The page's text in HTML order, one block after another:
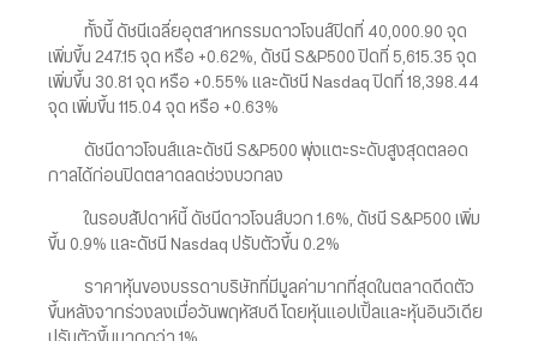
ทั้งนี้ ดัชนีเฉลี่ยอุตสาหกรรมดาวโจนส์ปิดที่ 40,000.90 จุด
เพิ่มขึ้น 247.15 จุด หรือ +0.62%, ดัชนี S&P500 ปิดที่ 5,615.35 จุด
เพิ่มขึ้น 30.81 จุด หรือ +0.55% และดัชนี Nasdaq ปิดที่ 18,398.44
จุด เพิ่มขึ้น 115.04 จุด หรือ +0.63%
ดัชนีดาวโจนส์และดัชนี S&P500 พุ่งแตะระดับสูงสุดตลอด
กาลได้ก่อนปิดตลาดลดช่วงบวกลง
ในรอบสัปดาห์นี้ ดัชนีดาวโจนส์บวก 1.6%, ดัชนี S&P500 เพิ่ม
ขึ้น 0.9% และดัชนี Nasdaq ปรับตัวขึ้น 0.2%
ราคาหุ้นของบรรดาบริษัทที่มีมูลค่ามากที่สุดในตลาดดีดตัว
ขึ้นหลังจากร่วงลงเมื่อวันพฤหัสบดี โดยหุ้นแอปเปิ้ลและหุ้นอินวิเดีย